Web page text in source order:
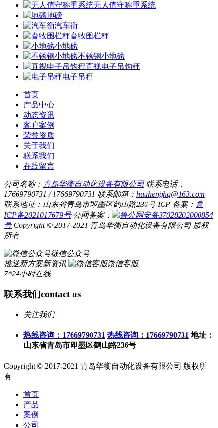
无人值守称重系统
地磅
汽车衡
畜牧围栏秤
小地磅
不锈钢小地磅
直视电子吊钩秤
电子吊秤
首页
产品中心
动态资讯
客户案例
荣誉资质
关于我们
联系我们
在线留言
公司名称： 青岛华衡自动化设备有限公司 联系电话：
17669790731 / 17669790731 联系邮箱： huahenghq@163.com
联系地址：山东省青岛市即墨区鹤山路236号 ICP 备案： 鲁
ICP备2021017679号 公网备案：
鲁公网安备37028202000854
号 Copyright © 2017-2021 青岛华衡自动化设备有限公司 版权
所有
微信公众号
推送新方案新资讯
微信客服
7*24小时在线
联系我们contact us
关注我们
热线咨询：17669790731 热线咨询：17669790731 地址：
山东省青岛市即墨区鹤山路236号
Copyright © 2017-2021 青岛华衡自动化设备有限公司 版权所
有
首页
产品
案例
公司